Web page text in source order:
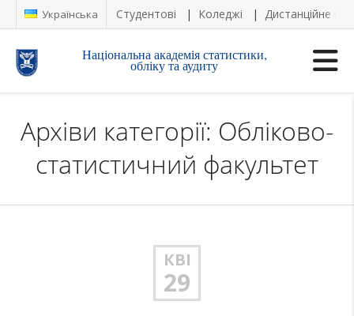
Українська Студентові Коледжі Дистанційне
Національна академія статистики,
обліку та аудиту
Архіви категорії: Обліково-
статистичний факультет
КВІ
29